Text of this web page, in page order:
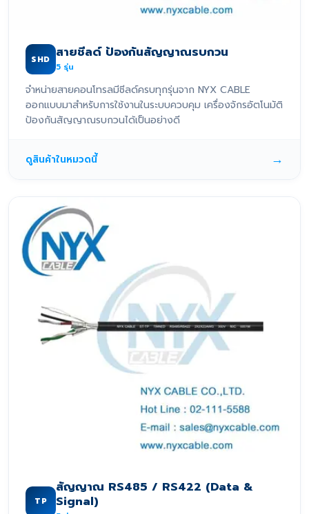
SHD สายชีลด์ ป้องกันสัญญาณรบกวน
5 รุ่น
จำหน่ายสายคอนโทรลมีชีลด์ครบทุกรุ่นจาก NYX CABLE
ออกแบบมาสำหรับการใช้งานในระบบควบคุม เครื่องจักรอัตโนมัติ
ป้องกันสัญญาณรบกวนได้เป็นอย่างดี
ดูสินค้าในหมวดนี้ →
TP
สัญญาณ RS485 / RS422 (Data &
Signal)